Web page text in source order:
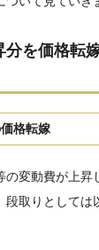
分を価格転
格転嫁
の変動費が上
段取りとして